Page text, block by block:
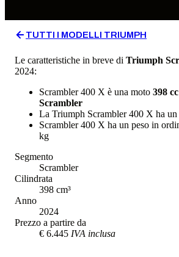
TUTTI I MODELLI TRIUMPH
Le caratteristiche in breve di Triumph
2024:
Scrambler 400 X è una moto 398 cc
Scrambler
La Triumph Scrambler 400 X ha
Scrambler 400 X ha un peso in
kg
Segmento
Scrambler
Cilindrata
398 cm³
Anno
2024
Prezzo a partire da
€ 6.445 IVA inclusa